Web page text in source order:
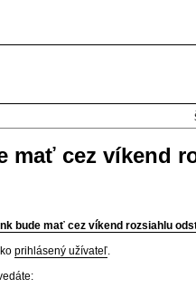
mať cez víkend
bude mať cez víkend rozsiahlu
prihlásený užívateľ.